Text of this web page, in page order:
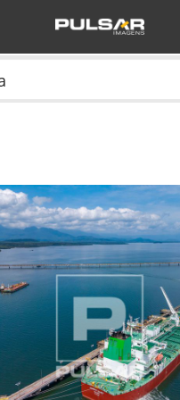
ENVIAR
NÃO
SIM
P
R$ 57,00
R$ 114,00
GR$ 171,00